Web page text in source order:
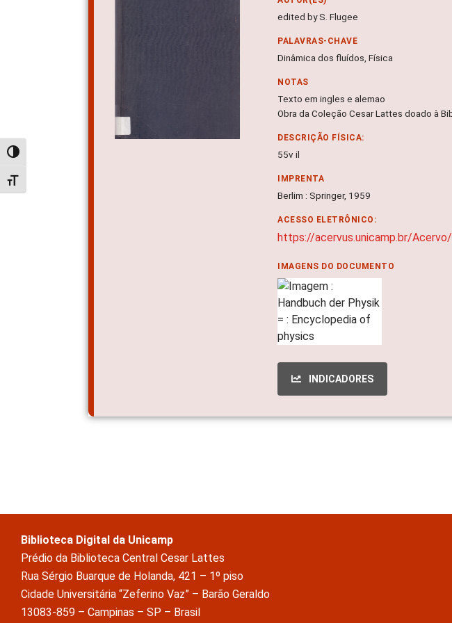
Alternar alto contraste
Alternar tamanho da fonte
edited by S. Flugee
PALAVRAS-CHAVE
Dinâmica dos fluídos, Física
NOTAS
Texto em ingles e alemao
Obra da Coleção Cesar Lattes doado à
DESCRIÇÃO FÍSICA:
55v il
IMPRENTA
Berlim : Springer, 1959
ACESSO ELETRÔNICO:
https://acervus.unicamp.br/
IMAGENS DO DOCUMENTO
INDICADORES
Biblioteca Digital da Unicamp
Prédio da Biblioteca Central Cesar Lattes
Rua Sérgio Buarque de Holanda, 421 – 1º piso
Cidade Universitária “Zeferino Vaz” – Barão Geraldo
13083-859 – Campinas – SP – Brasil